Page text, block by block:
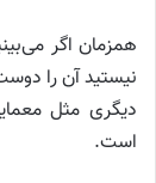
همزمان اگر
نیستید آن را
دیگری مثل
است.